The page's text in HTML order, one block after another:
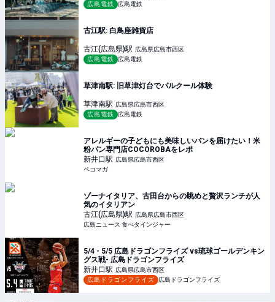
広島電鉄
広島電鉄
古江駅: 白鳥座雑貨店
古江(広島県)駅 広島県広島市西区
広島電鉄
広島電鉄
草津南駅: 旧草津灯台でパルクール体験
草津南駅 広島県広島市西区
広島電鉄
広島電鉄
アレルギーの子どもにも美味しいパンを届けたい！米
粉パン専門店COCOROBAをレポ
新井口駅 広島県広島市西区
ペコマガ
ゾーナイタリア、古田台からの眺めと贅沢ランチが人
気のイタリアン
古江(広島県)駅 広島県広島市西区
広島ニュース 食べタインジャー
5/4 - 5/5 広島ドラゴンフライズ vs琉球ゴールデンキン
グス戦- 広島ドラゴンフライズ
新井口駅 広島県広島市西区
広島ドラゴンフライズ
広島ドラゴンフライズ